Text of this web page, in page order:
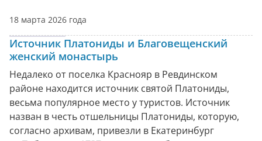
18 марта 2026 года
Источник Платониды и Благовещенский
женский монастырь
Недалеко от поселка Краснояр в Ревдинском
районе находится источник святой Платониды,
весьма популярное место у туристов. Источник
назван в честь отшельницы Платониды, которую,
согласно архивам, привезли в Екатеринбург